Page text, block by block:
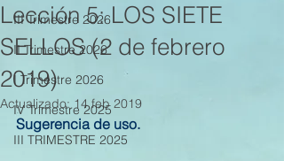
III Trimestre 2026
II Trimestre 2026
I Trimestre 2026
IV Trimestre 2025
III TRIMESTRE 2025
Lección 5: LOS SIETE
SELLOS (2 de febrero
2019)
Actualizado:14 feb 2019
Sugerencia de uso.